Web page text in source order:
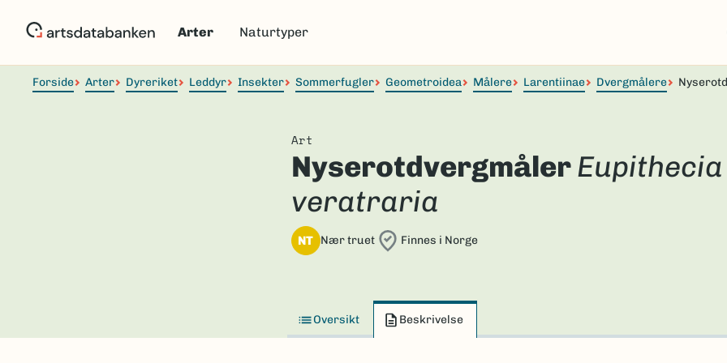
Arter Naturtyper
Forside Arter Dyreriket Leddyr Insekter Sommerfugler Geometroidea Målere Larentiinae Dvergmålere
Art
NyserotdvergmålerEupithecia
veratraria
NT Nær truet Finnes i Norge
Oversikt Beskrivelse